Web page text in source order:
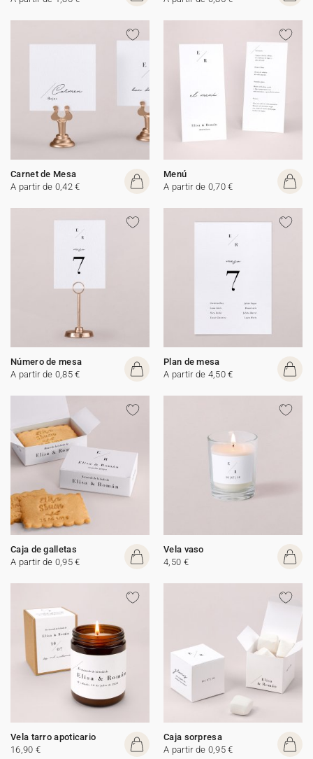
Carnet de Mesa
A partir de 0,42 €
Menú
A partir de 0,70 €
Número de mesa
A partir de 0,85 €
Plan de mesa
A partir de 4,50 €
Caja de galletas
A partir de 0,95 €
Vela vaso
4,50 €
Vela tarro apoticario
16,90 €
Caja sorpresa
A partir de 0,95 €